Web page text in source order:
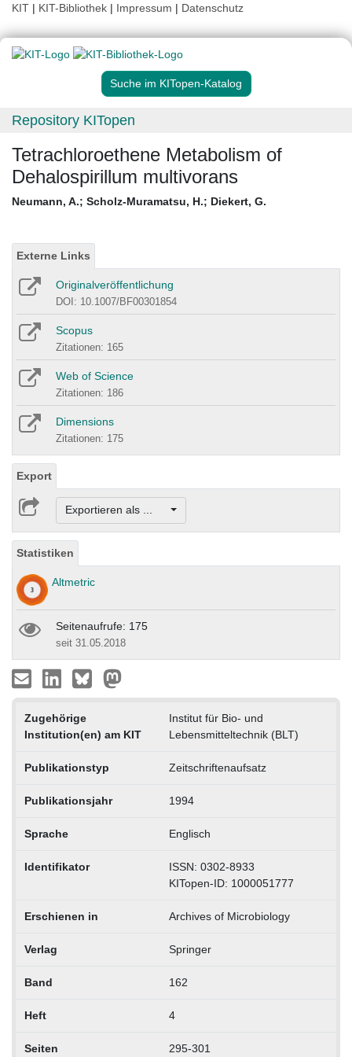
KIT | KIT-Bibliothek | Impressum | Datenschutz
Suche im KITopen-Katalog
Repository KITopen
Tetrachloroethene Metabolism of
Dehalospirillum multivorans
Neumann, A.; Scholz-Muramatsu, H.; Diekert, G.
Externe Links
Originalveröffentlichung
DOI: 10.1007/BF00301854
Scopus
Zitationen: 165
Web of Science
Zitationen: 186
Dimensions
Zitationen: 175
Export
Exportieren als ...
Statistiken
Altmetric
Seitenaufrufe: 175
seit 31.05.2018
Zugehörige
Institution(en) am KIT
Institut für Bio- und
Lebensmitteltechnik (BLT)
Publikationstyp Zeitschriftenaufsatz
Publikationsjahr 1994
Sprache Englisch
Identifikator
ISSN: 0302-8933
KITopen-ID: 1000051777
Erschienen in Archives of Microbiology
Verlag Springer
Band 162
Heft 4
Seiten 295-301